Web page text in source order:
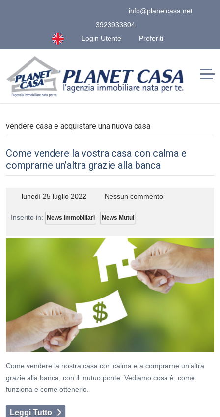
info@planetcasa.net
3923933804
Login Utente
Preferiti
vendere casa e acquistare una nuova casa
Come vendere la vostra casa con calma e
comprarne un’altra grazie alla banca
lunedì 25 luglio 2022 Nessun commento
Inserito in: News Immobiliari News Mutui
Come vendere la nostra casa con calma e a comprarne un’altra
grazie alla banca, con il mutuo ponte. Vediamo cosa è, come
funziona e come ottenerlo.
Leggi Tutto